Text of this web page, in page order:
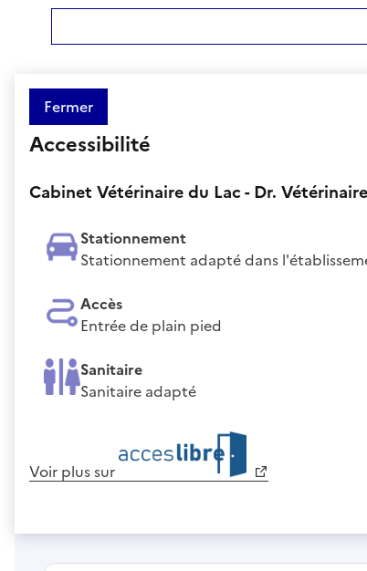
Fermer
Accessibilité
Cabinet Vétérinaire du Lac - Dr.
Stationnement
Stationnement adapté dans
Accès
Entrée de plain pied
Sanitaire
Sanitaire adapté
Voir plus sur